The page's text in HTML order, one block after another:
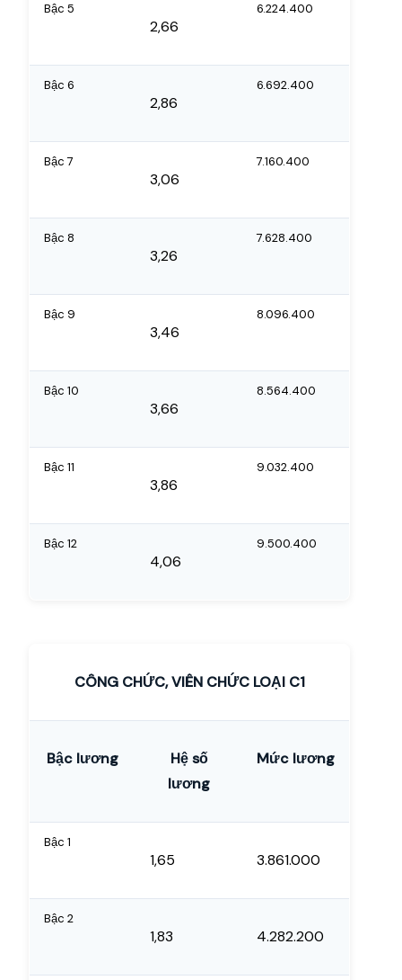
Bậc 5
2,66
6.224.400
Bậc 6
2,86
6.692.400
Bậc 7
3,06
7.160.400
Bậc 8
3,26
7.628.400
Bậc 9
3,46
8.096.400
Bậc 10
3,66
8.564.400
Bậc 11
3,86
9.032.400
Bậc 12
4,06
9.500.400
CÔNG CHỨC, VIÊN CHỨC LOẠI C1
Bậc lương
Hệ số
lương
Mức lương
Bậc 1
1,65 3.861.000
Bậc 2
1,83 4.282.200